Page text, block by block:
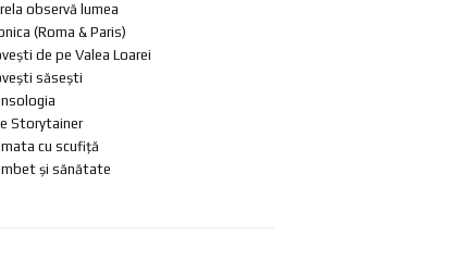
observă lumea
(Roma & Paris)
de pe Valea Loarei
săsești
Storytainer
cu scufiță
și sănătate